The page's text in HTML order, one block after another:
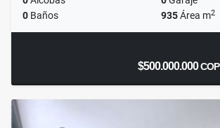
0 Baños 935Área m2
$500.000.000COP